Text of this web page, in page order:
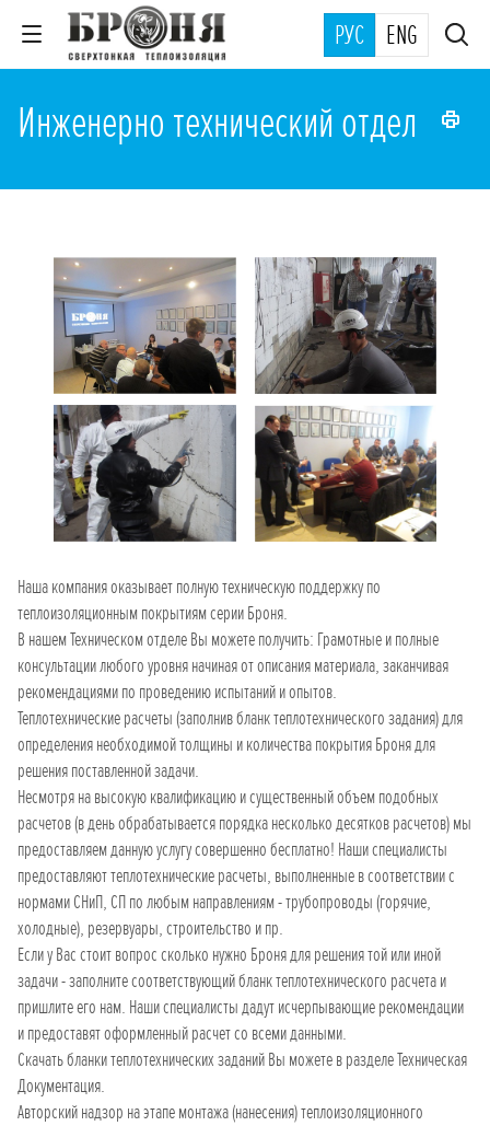
РУС ENG
Инженерно технический отдел
Наша компания оказывает полную техническую поддержку по
теплоизоляционным покрытиям серии Броня.
В нашем Техническом отделе Вы можете получить: Грамотные и полные
консультации любого уровня начиная от описания материала, заканчивая
рекомендациями по проведению испытаний и опытов.
Теплотехнические расчеты (заполнив бланк теплотехнического задания) для
определения необходимой толщины и количества покрытия Броня для
решения поставленной задачи.
Несмотря на высокую квалификацию и существенный объем подобных
расчетов (в день обрабатывается порядка несколько десятков расчетов) мы
предоставляем данную услугу совершенно бесплатно! Наши специалисты
предоставляют теплотехнические расчеты, выполненные в соответствии с
нормами СНиП, СП по любым направлениям - трубопроводы (горячие,
холодные), резервуары, строительство и пр.
Если у Вас стоит вопрос сколько нужно Броня для решения той или иной
задачи - заполните соответствующий бланк теплотехнического расчета и
пришлите его нам. Наши специалисты дадут исчерпывающие рекомендации
и предоставят оформленный расчет со всеми данными.
Скачать бланки теплотехнических заданий Вы можете в разделе Техническая
Документация.
Авторский надзор на этапе монтажа (нанесения) теплоизоляционного